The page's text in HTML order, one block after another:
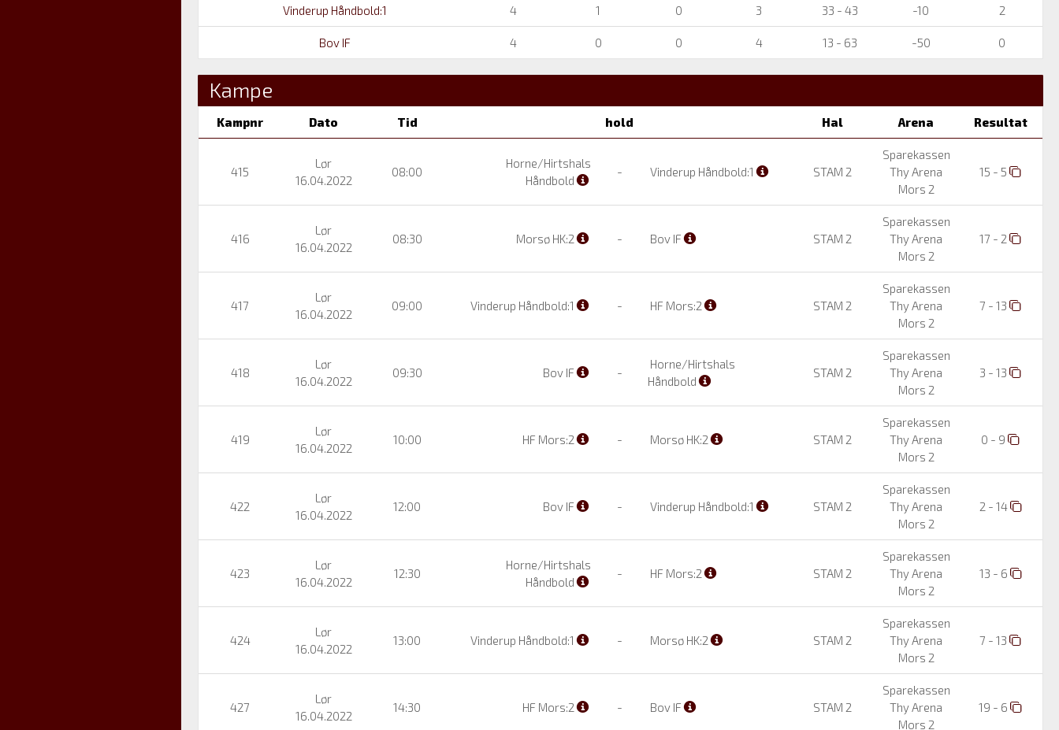
Vinderup Håndbold:1 4 1 0 3 33 - 43 -10 2
Bov IF 4 0 0 4 13 - 63 -50 0
Kampe
Kampnr Dato Tid hold Hal Arena Resultat
415
Lør
16.04.2022
08:00
Horne/Hirtshals
Håndbold
- Vinderup Håndbold:1 STAM 2
Sparekassen
Thy Arena
Mors 2
15 - 5
416
Lør
16.04.2022
08:30 Morsø HK:2 - Bov IF STAM 2
Sparekassen
Thy Arena
Mors 2
17 - 2
417
Lør
16.04.2022
09:00 Vinderup Håndbold:1 - HF Mors:2 STAM 2
Sparekassen
Thy Arena
Mors 2
7 - 13
418
Lør
16.04.2022
09:30 Bov IF -
Horne/Hirtshals
Håndbold
STAM 2
Sparekassen
Thy Arena
Mors 2
3 - 13
419
Lør
16.04.2022
10:00 HF Mors:2 - Morsø HK:2 STAM 2
Sparekassen
Thy Arena
Mors 2
0 - 9
422
Lør
16.04.2022
12:00 Bov IF - Vinderup Håndbold:1 STAM 2
Sparekassen
Thy Arena
Mors 2
2 - 14
423
Lør
16.04.2022
12:30
Horne/Hirtshals
Håndbold
- HF Mors:2 STAM 2
Sparekassen
Thy Arena
Mors 2
13 - 6
424
Lør
16.04.2022
13:00 Vinderup Håndbold:1 - Morsø HK:2 STAM 2
Sparekassen
Thy Arena
Mors 2
7 - 13
427
Lør
16.04.2022
14:30 HF Mors:2 - Bov IF STAM 2
Sparekassen
Thy Arena
Mors 2
19 - 6